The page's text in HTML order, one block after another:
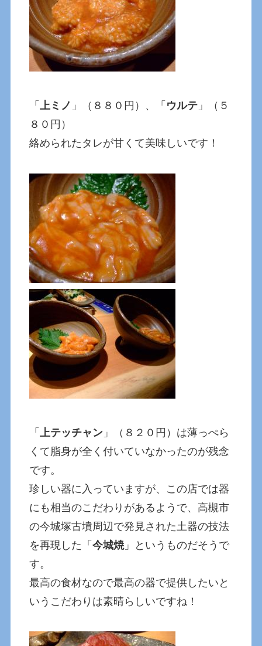
「 上ミノ 」（８８０円）、「 ウルテ 」（５
８０円）
絡められたタレが甘くて美味しいです！
「 上テッチャン 」（８２０円）は薄っぺら
くて脂身が全く付いていなかったのが残念
です。
珍しい器に入っていますが、この店では器
にも相当のこだわりがあるようで、高槻市
の今城塚古墳周辺で発見された土器の技法
を再現した「今城焼 」というものだそうで
す。
最高の食材なので最高の器で提供したいと
いうこだわりは素晴らしいですね！